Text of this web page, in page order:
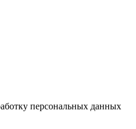
персональных данных